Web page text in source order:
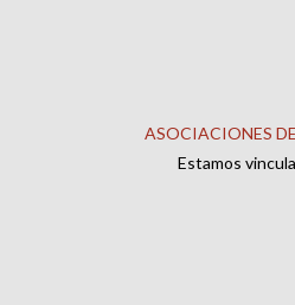
ASOCIACIONES
Estamos